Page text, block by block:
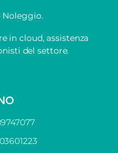
Noleggio.
in cloud, assistenza
del settore.